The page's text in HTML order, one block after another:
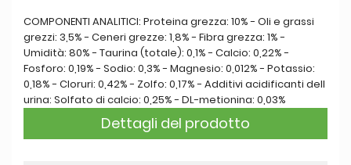
COMPONENTI ANALITICI: Proteina grezza: 10% - Oli e grassi
grezzi: 3,5% - Ceneri grezze: 1,8% - Fibra grezza: 1% -
Umidità: 80% - Taurina (totale): 0,1% - Calcio: 0,22% -
Fosforo: 0,19% - Sodio: 0,3% - Magnesio: 0,012% - Potassio:
0,18% - Cloruri: 0,42% - Zolfo: 0,17% - Additivi acidificanti dell
urina: Solfato di calcio: 0,25% - DL-metionina: 0,03%
Dettagli del prodotto